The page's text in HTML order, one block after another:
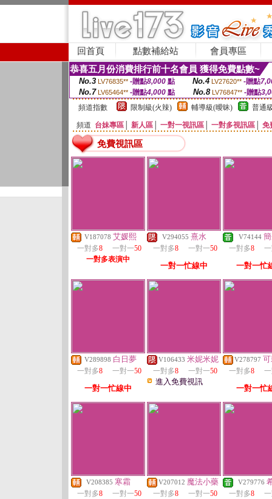
回首頁 點數補給站 會員專區
恭喜五月份消費排行前十名會員 獲得免費點數~
No.3 LV76835** -贈點8,000點 No.4 LV27620** -贈點
No.7 LV65464** -贈點4,000 點 No.8 LV76847** -贈點
頻道指數
限制級(火辣) 輔導級(曖昧) 普通
頻道 台妹專區 新人區 一對一視訊區 一對多視訊區 免
免費視訊區
V187078 艾媛熙
一對多8 一對一50
一對多表演中
V294055 熹水
一對多8 一對一50
一對一忙線中
V74144
一對多8
一對一忙
V289898 白日夢
一對多8 一對一50
一對一忙線中
V106433 米妮米妮
一對多8 一對一50
進入免費視訊
V278797
一對多8
一對一忙
V208385 寒霜
一對多8 一對一50
V207012 魔法小藥
一對多8 一對一50
V279776
一對多8